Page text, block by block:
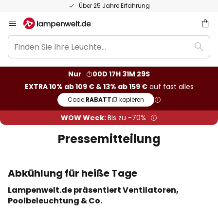
Über 25 Jahre Erfahrung
Inhalt
springen
Finden
Sie
Ihre
Nur
00D 17H 31M 29S
EXTRA 10% ab 109 € & 13% ab 159 €auf fast alles
Code:RABATT kopieren
WOW Week:Bis zu -70%
Pressemitteilung
Abkühlung für heiße Tage
Lampenwelt.de präsentiert Ventilatoren,
Poolbeleuchtung & Co.